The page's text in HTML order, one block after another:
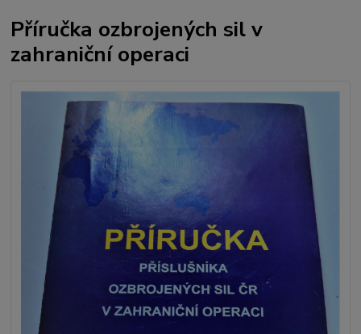
Příručka ozbrojených sil v
zahraniční operaci